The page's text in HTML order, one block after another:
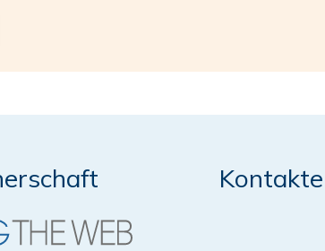
Kontakte